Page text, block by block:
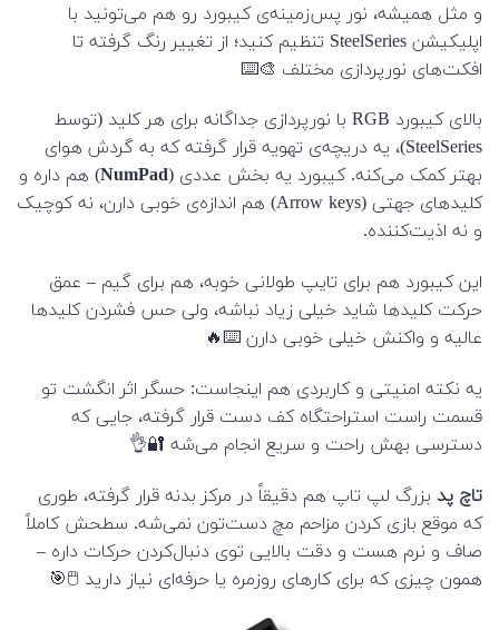
و مثل همیشه، نور پس‌زمینه‌ی کیبورد رو هم می‌تونید با
اپلیکیشن SteelSeries تنظیم کنید؛ از تغییر رنگ گرفته تا
افکت‌های نورپردازی مختلف 🎨⌨️
بالای کیبورد RGB با نورپردازی جداگانه برای هر کلید (توسط
SteelSeries)، یه دریچه‌ی تهویه قرار گرفته که به گردش هوای
بهتر کمک می‌کنه. کیبورد یه بخش عددی (NumPad) هم داره و
کلیدهای جهتی (Arrow keys) هم اندازه‌ی خوبی دارن، نه کوچیک
و نه اذیت‌کننده.
این کیبورد هم برای تایپ طولانی خوبه، هم برای گیم – عمق
حرکت کلیدها شاید خیلی زیاد نباشه، ولی حس فشردن کلیدها
عالیه و واکنش خیلی خوبی دارن ⌨️🔥
یه نکته امنیتی و کاربردی هم اینجاست: حسگر اثر انگشت تو
قسمت راست استراحتگاه کف دست قرار گرفته، جایی که
دسترسی بهش راحت و سریع انجام می‌شه 🔐👌
تاچ پد بزرگ لپ تاپ هم دقیقاً در مرکز بدنه قرار گرفته، طوری
که موقع بازی کردن مزاحم مچ دست‌تون نمی‌شه. سطحش کاملاً
صاف و نرم هست و دقت بالایی توی دنبال‌کردن حرکات داره –
همون چیزی که برای کارهای روزمره یا حرفه‌ای نیاز دارید 🖱️🎯